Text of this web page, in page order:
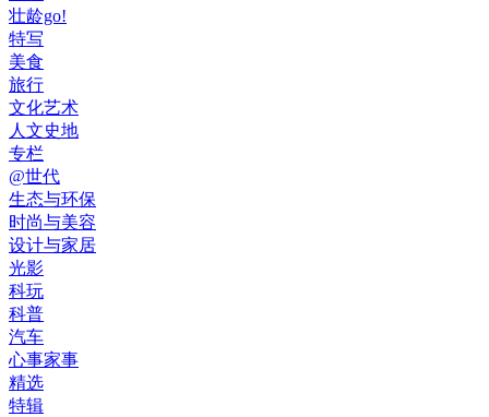
壮龄go!
特写
美食
旅行
文化艺术
人文史地
专栏
@世代
生态与环保
时尚与美容
设计与家居
光影
科玩
科普
汽车
心事家事
精选
特辑